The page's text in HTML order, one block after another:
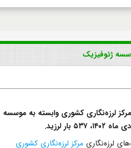
لرزه‌نگاری کشوری وابسته به موسسه
لرزید.
لرزه‌نگاری مرکز لرزه‌نگاری کشوری